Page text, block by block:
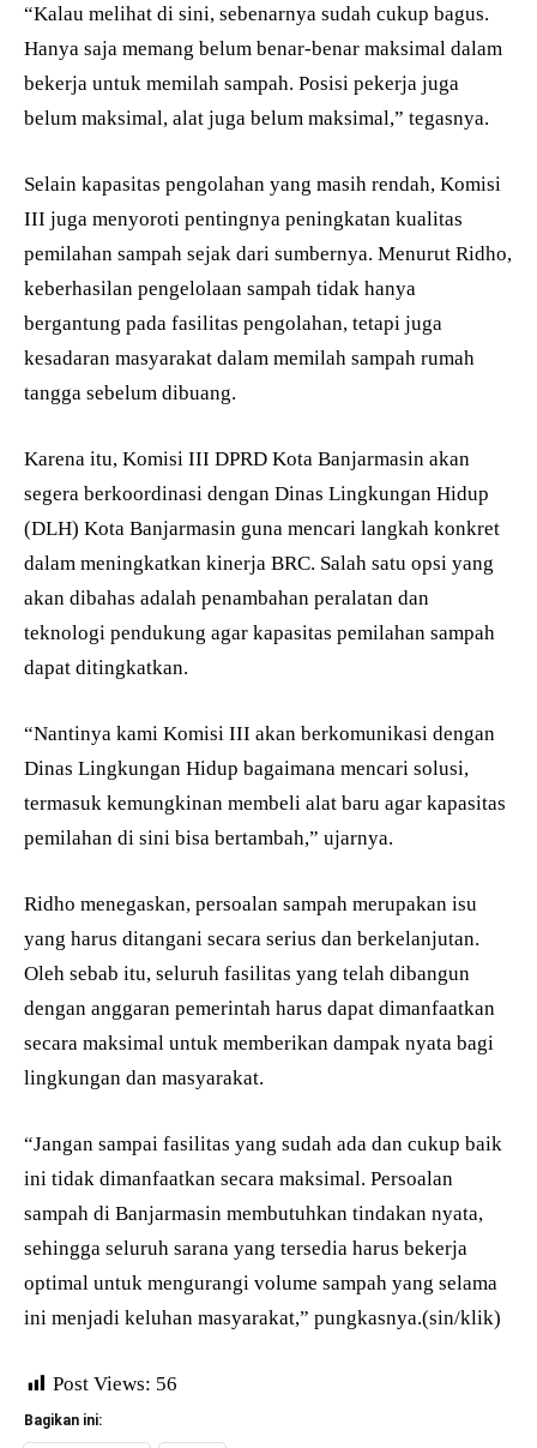
“Kalau melihat di sini, sebenarnya sudah cukup bagus.
Hanya saja memang belum benar-benar maksimal dalam
bekerja untuk memilah sampah. Posisi pekerja juga
belum maksimal, alat juga belum maksimal,” tegasnya.
Selain kapasitas pengolahan yang masih rendah, Komisi
III juga menyoroti pentingnya peningkatan kualitas
pemilahan sampah sejak dari sumbernya. Menurut Ridho,
keberhasilan pengelolaan sampah tidak hanya
bergantung pada fasilitas pengolahan, tetapi juga
kesadaran masyarakat dalam memilah sampah rumah
tangga sebelum dibuang.
Karena itu, Komisi III DPRD Kota Banjarmasin akan
segera berkoordinasi dengan Dinas Lingkungan Hidup
(DLH) Kota Banjarmasin guna mencari langkah konkret
dalam meningkatkan kinerja BRC. Salah satu opsi yang
akan dibahas adalah penambahan peralatan dan
teknologi pendukung agar kapasitas pemilahan sampah
dapat ditingkatkan.
“Nantinya kami Komisi III akan berkomunikasi dengan
Dinas Lingkungan Hidup bagaimana mencari solusi,
termasuk kemungkinan membeli alat baru agar kapasitas
pemilahan di sini bisa bertambah,” ujarnya.
Ridho menegaskan, persoalan sampah merupakan isu
yang harus ditangani secara serius dan berkelanjutan.
Oleh sebab itu, seluruh fasilitas yang telah dibangun
dengan anggaran pemerintah harus dapat dimanfaatkan
secara maksimal untuk memberikan dampak nyata bagi
lingkungan dan masyarakat.
“Jangan sampai fasilitas yang sudah ada dan cukup baik
ini tidak dimanfaatkan secara maksimal. Persoalan
sampah di Banjarmasin membutuhkan tindakan nyata,
sehingga seluruh sarana yang tersedia harus bekerja
optimal untuk mengurangi volume sampah yang selama
ini menjadi keluhan masyarakat,” pungkasnya.(sin/klik)
Post Views: 56
Bagikan ini: